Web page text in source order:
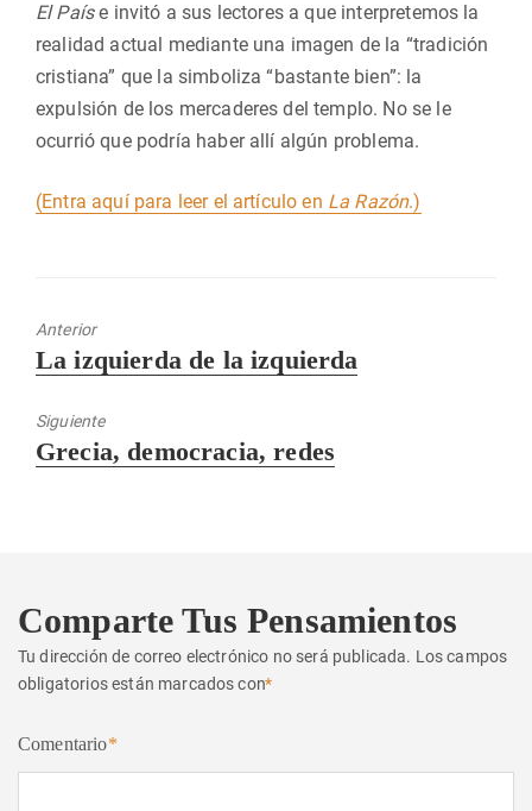
El Paíse invitó a sus lectores a que interpretemos la
realidad actual mediante una imagen de la “tradición
cristiana” que la simboliza “bastante bien”: la
expulsión de los mercaderes del templo. No se le
ocurrió que podría haber allí algún problema.
(Entra aquí para leer el artículo en La Razón.)
Anterior
Entrada
La izquierda de la izquierda
Siguiente
Entrada
Grecia, democracia, redes
Comparte Tus Pensamientos
Tu dirección de correo electrónico no será publicada. Los campos
obligatorios están marcados con*
Comentario*